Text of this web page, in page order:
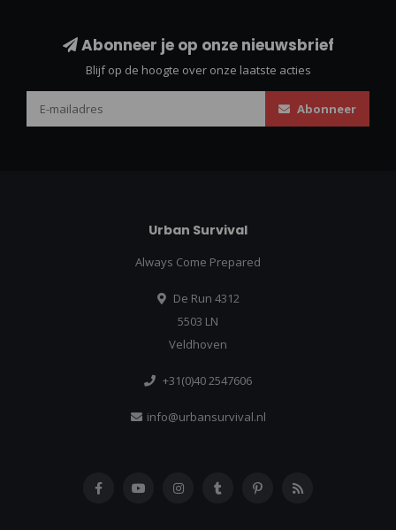
Abonneer je op onze nieuwsbrief
Blijf op de hoogte over onze laatste acties
Abonneer
Urban Survival
Always Come Prepared
De Run 4312
5503 LN
Veldhoven
+31(0)40 2547606
info@urbansurvival.nl